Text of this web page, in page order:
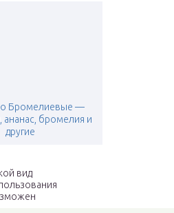
Бромелиевые —
ананас, бромелия и
другие
вид